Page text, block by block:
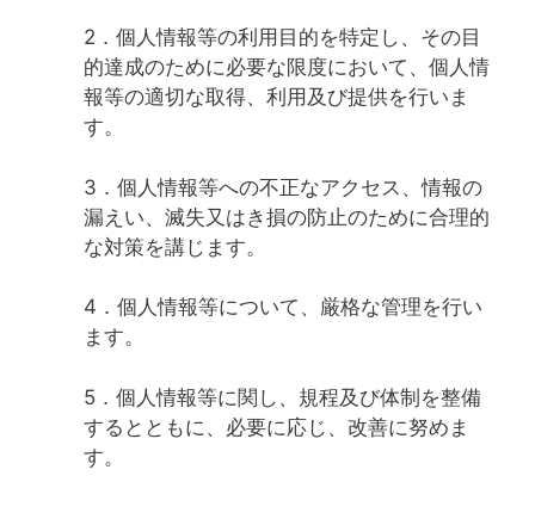
2．個人情報等の利用目的を特定し、その目
的達成のために必要な限度において、個人情
報等の適切な取得、利用及び提供を行いま
す。
3．個人情報等への不正なアクセス、情報の
漏えい、滅失又はき損の防止のために合理的
な対策を講じます。
4．個人情報等について、厳格な管理を行い
ます。
5．個人情報等に関し、規程及び体制を整備
するとともに、必要に応じ、改善に努めま
す。